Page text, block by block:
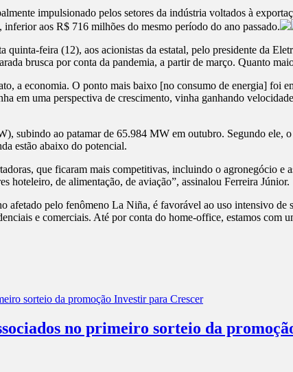
impulsionado pelos setores da indústria voltados à
aos R$ 716 milhões do mesmo período do ano passado.
quinta-feira (12), aos acionistas da estatal, pelo presidente da
brusca por conta da pandemia, a partir de março. Quanto
a economia. O ponto mais baixo [no consumo de energia] foi
em uma perspectiva de crescimento, vinha ganhando
subindo ao patamar de 65.984 MW em outubro. Segundo ele,
estão abaixo do potencial.
que ficaram mais competitivas, incluindo o agronegócio e
hoteleiro, de alimentação, de aviação”, assinalou Ferreira Júnior.
afetado pelo fenômeno La Niña, é favorável ao uso intensivo
e comerciais. Até por conta do home-office, estamos com
no primeiro sorteio da